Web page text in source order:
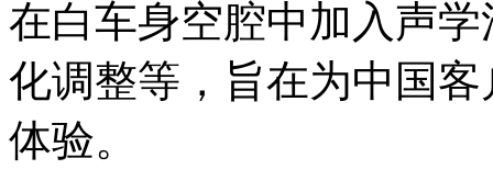
在白车身空腔中加入声
化调整等，旨在为中国
体验。